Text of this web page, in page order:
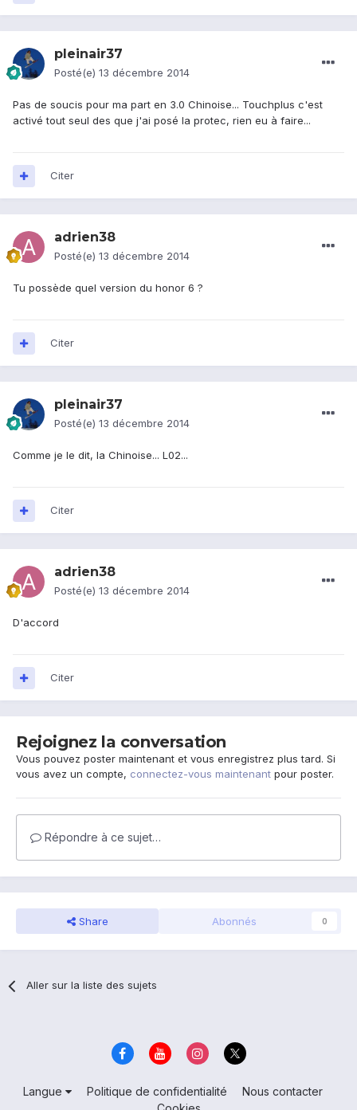
pleinair37
Posté(e) 13 décembre 2014
Pas de soucis pour ma part en 3.0 Chinoise... Touchplus c'est
activé tout seul des que j'ai posé la protec, rien eu à faire...
Citer
adrien38
Posté(e) 13 décembre 2014
Tu possède quel version du honor 6 ?
Citer
pleinair37
Posté(e) 13 décembre 2014
Comme je le dit, la Chinoise... L02...
Citer
adrien38
Posté(e) 13 décembre 2014
D'accord
Citer
Rejoignez la conversation
Vous pouvez poster maintenant et vous enregistrez plus tard. Si
vous avez un compte, connectez-vous maintenant pour poster.
Répondre à ce sujet…
Share Abonnés 0
Aller sur la liste des sujets
Langue Politique de confidentialité
Nous contacter